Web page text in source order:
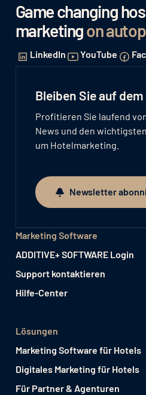
Game changing
marketingon
LinkedIn YouTube
Bleiben Sie auf
Profitieren Sie laufend
News und den
um Hotelmarketing.
Newsletter abonnieren
Newsletter
Marketing Software
ADDITIVE+ SOFTWARE Login
Support kontaktieren
Hilfe-Center
Lösungen
Marketing Software für Hotels
Digitales Marketing für Hotels
Für Partner & Agenturen